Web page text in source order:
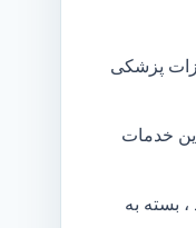
پزشکی
خدمات
بسته به